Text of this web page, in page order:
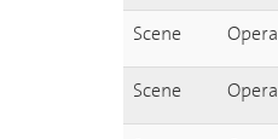
Scene Opera
Scene Opera